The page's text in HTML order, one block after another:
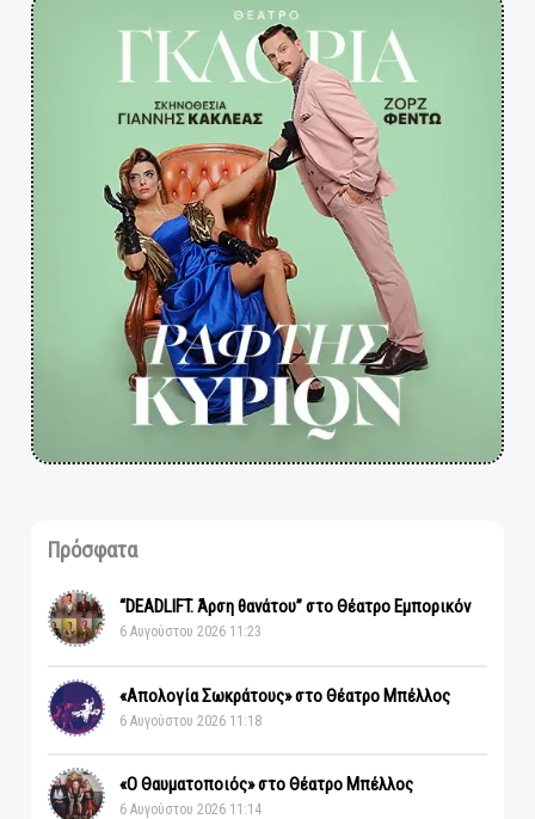
Πρόσφατα
“DEADLIFT. Άρση θανάτου” στο Θέατρο Εμπορικόν
6 Αυγούστου 2026 11:23
«Απολογία Σωκράτους» στο Θέατρο Μπέλλος
6 Αυγούστου 2026 11:18
«Ο Θαυματοποιός» στο Θέατρο Μπέλλος
6 Αυγούστου 2026 11:14